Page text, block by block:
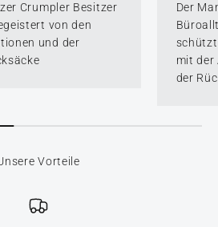
Crumpler Besitzer
von den
und der
Der
mit
der
Vorteile